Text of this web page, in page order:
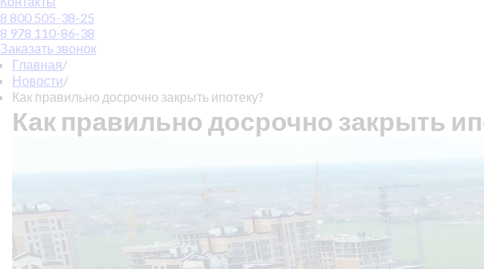
8 800 505-38-25
8 978 110-86-38
Заказать звонок
Главная/
Новости/
Как правильно досрочно закрыть ипотеку?
Как правильно досрочно закрыть